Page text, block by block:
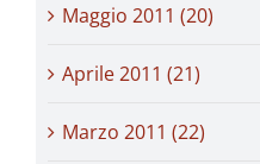
Maggio 2011 (20)
Aprile 2011 (21)
Marzo 2011 (22)